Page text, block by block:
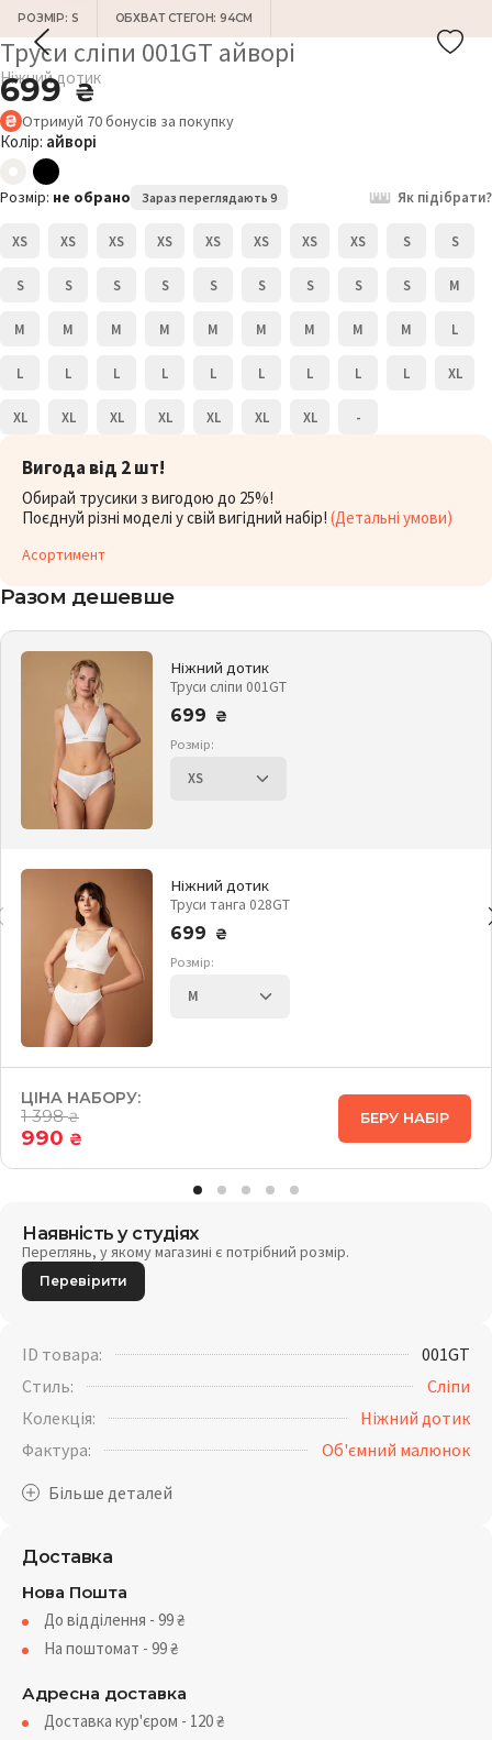
РОЗМІР: S ОБХВАТ СТЕГОН: 94СМ
Труси сліпи 001GT айворі
Ніжний дотик
699₴
Отримуй 70бонусів за покупку
Колір: айворі
Розмір: не обрано Зараз переглядають 9 Як підібрати?
XS XS XS XS XS XS XS XS S S
S S S S S S S S S M
M M M M M M M M M L
L L L L L L L L L XL
XL XL XL XL XL XL XL -
Вигода від 2 шт!
Обирай трусики з вигодою до 25%!
Поєднуй різні моделі у свій вигідний набір! (Детальні умови)
Асортимент
Разом дешевше
Ніжний дотик
Труси сліпи 001GT
699
₴
Розмір:
Ніжний дотик
Труси танга 028GT
699
₴
Розмір:
ЦІНА НАБОРУ:
1 398₴
990 ₴
БЕРУ НАБІР
Наявність у студіях
Переглянь, у якому магазині є потрібний розмір.
Перевірити
ID товара:
001GT
Стиль:
Сліпи
Колекція:
Ніжний дотик
Фактура:
Об'ємний малюнок
Доставка
Нова Пошта
До відділення - 99₴
На поштомат - 99₴
Адресна доставка
Доставка кур'єром - 120₴